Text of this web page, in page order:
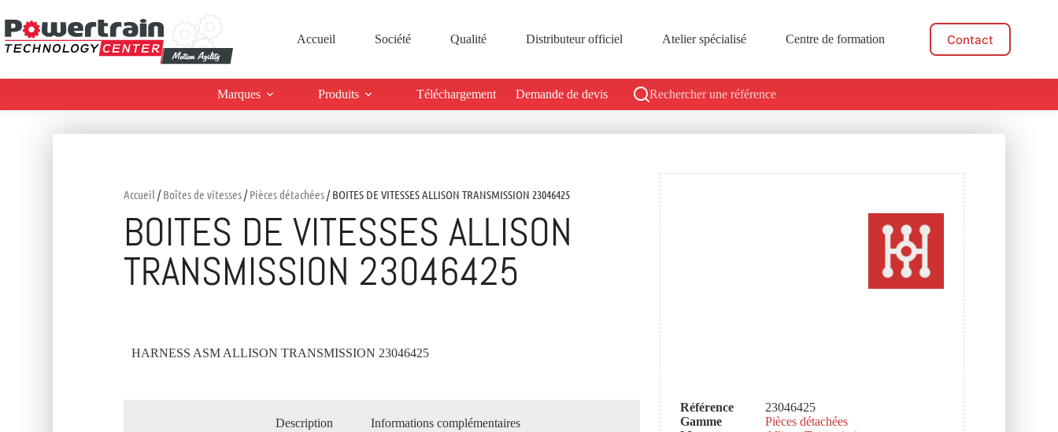
Accueil Société Qualité Distributeur officiel Atelier spécialisé Centre de formation Actualités
Contact
Marques Produits Téléchargement Demande de devis Rechercher une référence
Accueil /Boîtes de vitesses/Pièces détachées/ BOITES DE VITESSES ALLISON TRANSMISSION 23046425
BOITES DE VITESSES ALLISON
TRANSMISSION 23046425
HARNESS ASM ALLISON TRANSMISSION 23046425
Description Informations complémentaires
Référence
23046425
Gamme
Pièces détachées